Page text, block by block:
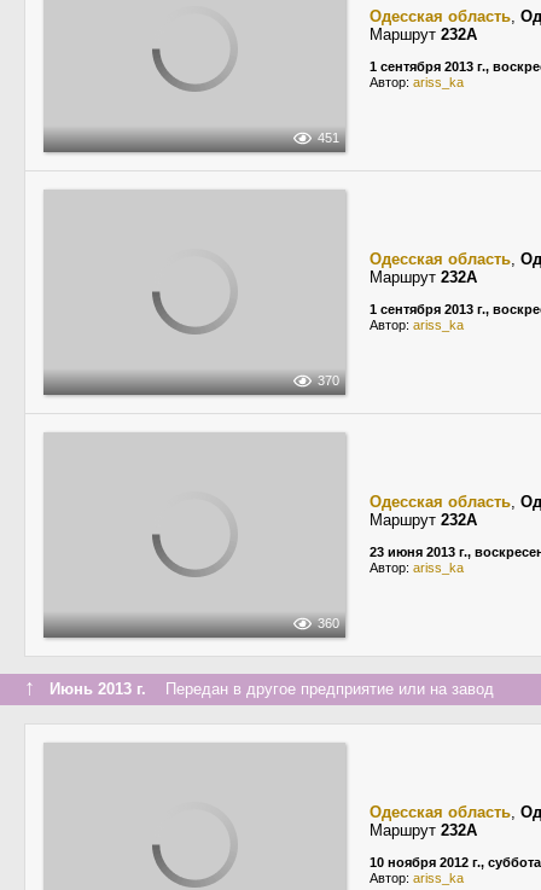
451
Одесская область,
Маршрут 232А
1 сентября 2013 г.,
Автор: ariss_ka
370
Одесская область,
Маршрут 232А
1 сентября 2013 г.,
Автор: ariss_ka
360
Одесская область,
Маршрут 232А
23 июня 2013 г.,
Автор: ariss_ka
↑ Июнь 2013 г. Передан в другое предприятие или на завод
Одесская область,
Маршрут 232А
10 ноября 2012 г., суббота
Автор: ariss_ka